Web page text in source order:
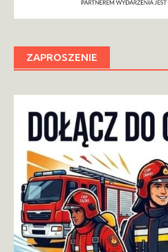
ZAPROSZENIE